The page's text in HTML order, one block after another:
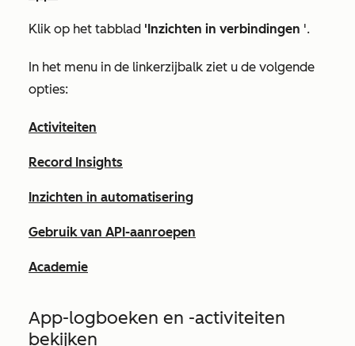
Klik op het tabblad 'Inzichten in verbindingen '.
In het menu in de linkerzijbalk ziet u de volgende
opties:
Activiteiten
Record Insights
Inzichten in automatisering
Gebruik van API-aanroepen
Academie
App-logboeken en -activiteiten
bekijken